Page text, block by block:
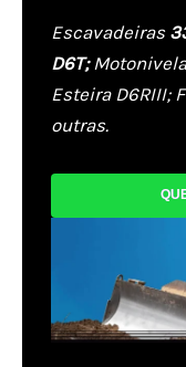
Escavadeiras
D6T;
Esteira D6RIII;
outras.